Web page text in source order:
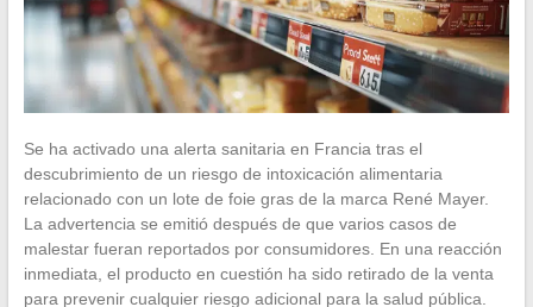
Se ha activado una alerta sanitaria en Francia tras el
descubrimiento de un riesgo de intoxicación alimentaria
relacionado con un lote de foie gras de la marca René Mayer.
La advertencia se emitió después de que varios casos de
malestar fueran reportados por consumidores. En una reacción
inmediata, el producto en cuestión ha sido retirado de la venta
para prevenir cualquier riesgo adicional para la salud pública.